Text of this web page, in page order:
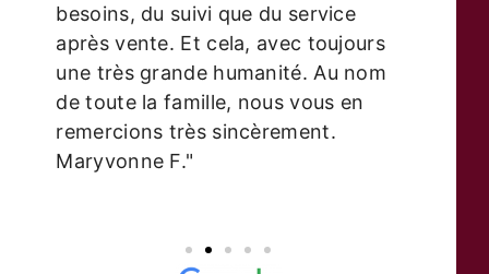
besoins, du suivi que du service
après vente. Et cela, avec toujours
une très grande humanité. Au nom
de toute la famille, nous vous en
remercions très sincèrement.
Maryvonne F."